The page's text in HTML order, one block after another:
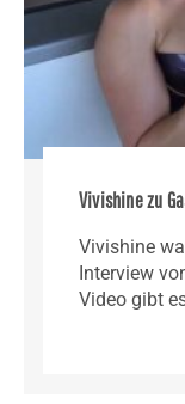
Vivishine zu
Vivishine
Interview
Video gibt